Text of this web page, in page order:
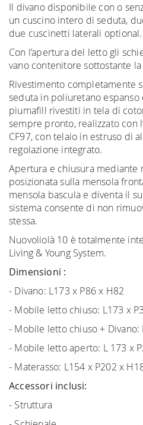
Il divano disponibile con o
un cuscino intero di seduta,
due cuscinetti laterali optional.
Con l’apertura del letto gli
vano contenitore sottostante
Rivestimento completamente
seduta in poliuretano
piumafill rivestiti in tela di
sempre pronto, realizzato con
CF97, con telaio in estruso di
regolazione integrato.
Apertura e chiusura mediante
posizionata sulla mensola
mensola bascula e diventa il
sistema consente di non
stessa.
Nuovoliolà 10 è totalmente
Living & Young System.
Dimensioni :
- Divano: L173 x P86 x H82
- Mobile letto chiuso: L173 x
- Mobile letto chiuso + Divano:
- Mobile letto aperto: L 173 x
- Materasso: L154 x P202 x
Accessori inclusi:
- Struttura